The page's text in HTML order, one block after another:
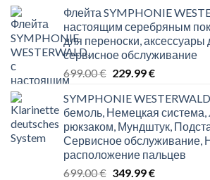
Флейта SYMPHONIE
настоящим серебряным
для переноски,
сервисное обслуживание
699.00€ Original
was:
699.00 €.
229.99€Current
is:
229.99 €.
SYMPHONIE
бемоль, Немецкая
рюкзаком, Мундштук,
Сервисное обслуживание,
расположение пальцев
699.00€ Original
349.99€Current